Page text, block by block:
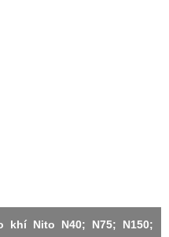
Nito N40; N75; N150;